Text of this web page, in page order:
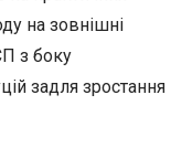
на зовнішні
з боку
задля зростання